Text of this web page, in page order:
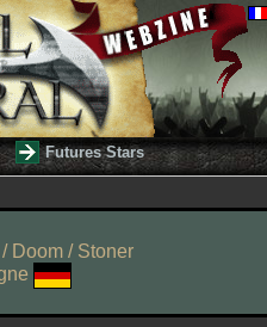
Futures Stars
Doom / Stoner